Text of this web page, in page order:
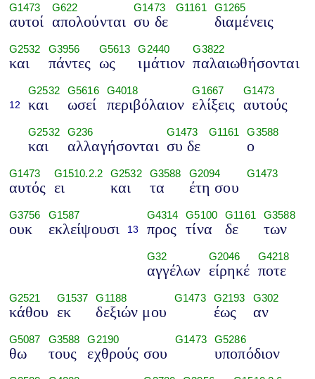
G1473
αυτοί
G622
απολούνται
G1473
συ δε
G1161 G1265
διαμένεις
G2532
και
G3956
πάντες
G5613
ως
G2440
ιμάτιον
G3822
παλαιωθήσονται
12
G2532
και
G5616
ωσεί
G4018
περιβόλαιον
G1667
ελίξεις
G1473
αυτούς
G2532
και
G236
αλλαγήσονται
G1473
συ δε
G1161 G3588
ο
G1473
αυτός
G1510.2.2
ει
G2532
και
G3588
τα
G2094
έτη σου
G1473
G3756
ουκ
G1587
εκλείψουσι 13
G4314
προς
G5100
τίνα
G1161
δε
G3588
των
G32
αγγέλων
G2046
είρηκέ
G4218
ποτε
G2521
κάθου
G1537
εκ
G1188
δεξιών μου
G1473 G2193
έως
G302
αν
G5087
θω
G3588
τους
G2190
εχθρούς σου
G1473 G5286
υποπόδιον